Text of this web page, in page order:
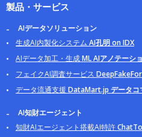
製品・サービス
AIデータソリューション
生成AI内製化システム AI孔明 on IDX
AIデータ加工・生成ML AIアノテーシ
フェイクAI調査サービス
データ流通支援 DataMart.jp データコ
AI知財エージェント
知財AIエージェント搭載AI特許